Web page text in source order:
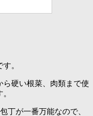
。
ら硬い根菜、肉類まで使
丁が一番万能なので、